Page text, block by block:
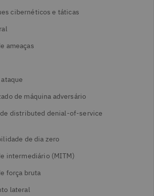
cibernéticos e táticas
ameaças
de máquina adversário
distributed denial-of-service
de dia zero
intermediário (MITM)
força bruta
lateral